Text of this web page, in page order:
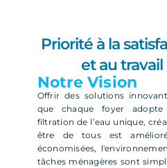
Priorité à la
et au
Notre Vision
Offrir des solutions
que chaque foyer
filtration de l’eau unique,
être de tous est
économisées,
tâches ménagères sont